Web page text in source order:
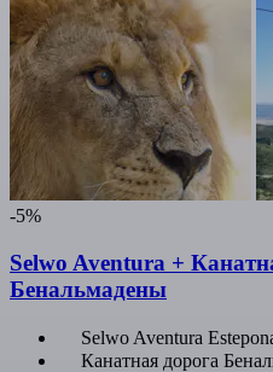
-5%
Selwo Aventura +
Бенальмадены
Selwo Aventura
Канатная дорога